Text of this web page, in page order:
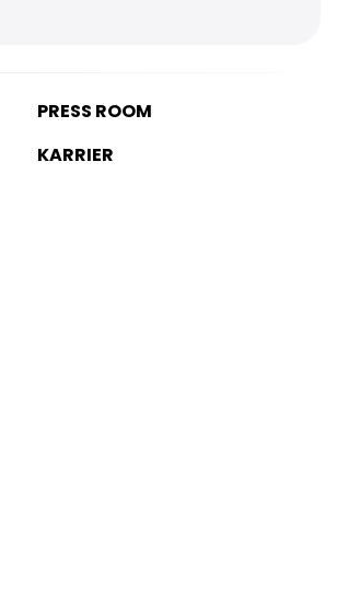
PRESS ROOM
KARRIER